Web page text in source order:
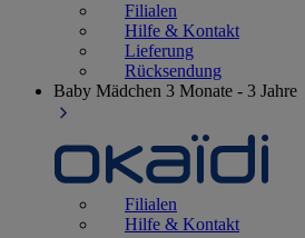
Filialen
Hilfe & Kontakt
Lieferung
Rücksendung
Baby Mädchen 3 Monate - 3 Jahre
Filialen
Hilfe & Kontakt